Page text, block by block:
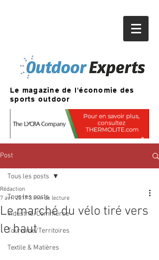
Le magazine de l'économie des
sports outdoor
Post
Tous les posts
Industrie/Commerce
Tourisme/Territoires
Textile & Matières
Tous les posts
Le marché du vélo tiré vers
le haut
Rédaction
7 avr. 2017 3 min de lecture